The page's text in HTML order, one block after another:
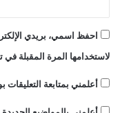
احفظ اسمي، بريدي
لاستخدامها المرة المقبلة في
أعلمني بمتابعة التعليقات